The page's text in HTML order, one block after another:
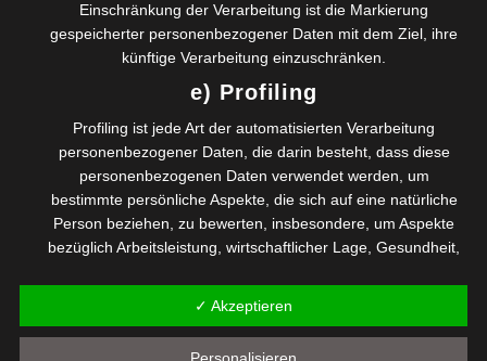
Wer bei dem überall präsenten Schlagwort
Digitalisierung nur an Technik und digitale Prozesse auf
dem Weg zu immer höherer Effizienz denkt, hat die
Digitalisierung komplett missverstanden.
Digitalisierung bedeutet in ihrem Kern eben keine reine
Technik – Revolution. Digitalisierung meint gerade nicht
die Macht der Maschinen und die Herrschaft der
Algorithmen. Digitalisierung bedeutet die Konzentration
auf das Wesentliche, das…
Read more
SZ vom 8.2.2018: Kompetent wirkt, wer den
Einschränkung der Verarbeitung ist die Markierung
gespeicherter personenbezogener Daten mit dem Ziel, ihre
künftige Verarbeitung einzuschränken.
e) Profiling
Profiling ist jede Art der automatisierten Verarbeitung
personenbezogener Daten, die darin besteht, dass diese
personenbezogenen Daten verwendet werden, um
bestimmte persönliche Aspekte, die sich auf eine natürliche
Person beziehen, zu bewerten, insbesondere, um Aspekte
bezüglich Arbeitsleistung, wirtschaftlicher Lage, Gesundheit,
Person zu analysieren oder vorherzusagen.
f) Pseudonymisierung
✓ Akzeptieren